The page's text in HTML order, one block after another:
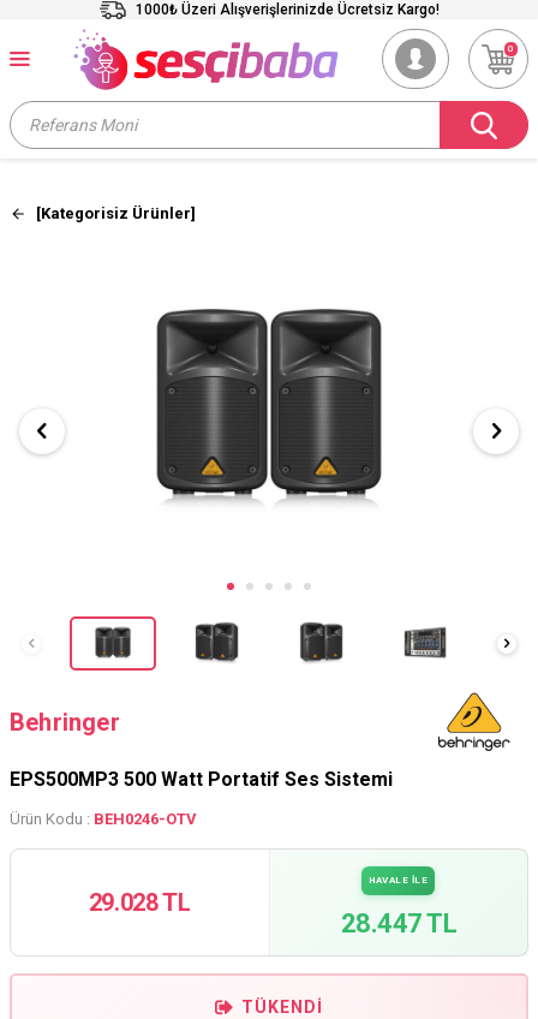
1000₺ Üzeri Alışverişlerinizde Ücretsiz Kargo!
0
[Kategorisiz Ürünler]
Behringer
EPS500MP3 500 Watt Portatif Ses Sistemi
Ürün Kodu : BEH0246-OTV
29.028 TL
HAVALE İLE
28.447 TL
TÜKENDI